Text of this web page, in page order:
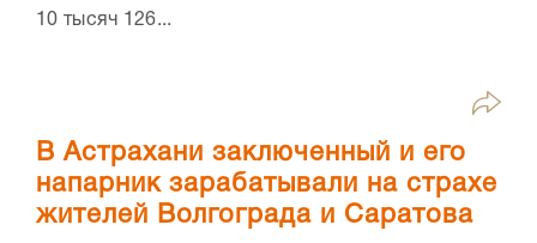
10 тысяч 126...
В Астрахани заключенный и его
напарник зарабатывали на страхе
жителей Волгограда и Саратова